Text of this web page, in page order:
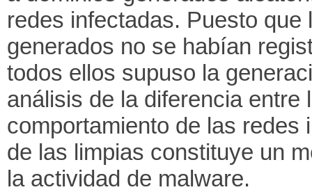
redes infectadas. Puesto
generados no se habían
todos ellos supuso la
análisis de la diferencia
comportamiento de las redes
de las limpias constituye un
la actividad de malware.